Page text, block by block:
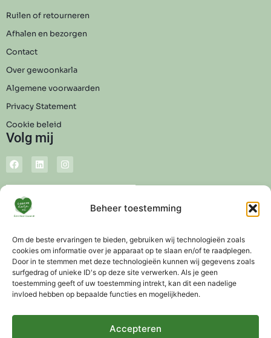
Beheer toestemming
Om de beste ervaringen te bieden, gebruiken wij technologieën zoals
cookies om informatie over je apparaat op te slaan en/of te raadplegen.
Door in te stemmen met deze technologieën kunnen wij gegevens zoals
surfgedrag of unieke ID's op deze site verwerken. Als je geen
toestemming geeft of uw toestemming intrekt, kan dit een nadelige
invloed hebben op bepaalde functies en mogelijkheden.
Accepteren
Ruilen of retourneren
Afhalen en bezorgen
Contact
Over gewoonkarla
Algemene voorwaarden
Privacy Statement
Cookie beleid
Volg mij